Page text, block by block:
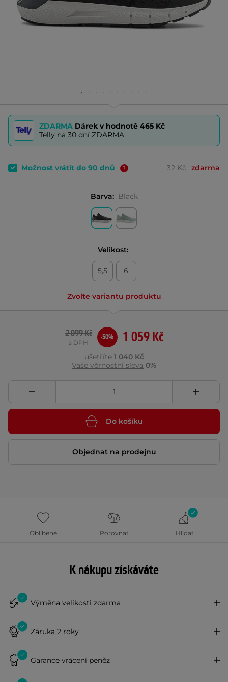
ZDARMA Dárek v hodnotě 465 Kč
Telly na 30 dní ZDARMA
Možnost vrátit do 90 dnů 32 Kč zdarma
Barva: Black
Velikost:
5,5 6
Zvolte variantu produktu
1 059 Kč
2 099 Kč
s DPH
-50%
ušetříte 1 040 Kč
Vaše věrnostní sleva 0%
Do košíku
Objednat na prodejnu
Oblíbené Porovnat Hlídat
K nákupu získáváte
Výměna velikosti zdarma
Záruka 2 roky
Garance vrácení peněz